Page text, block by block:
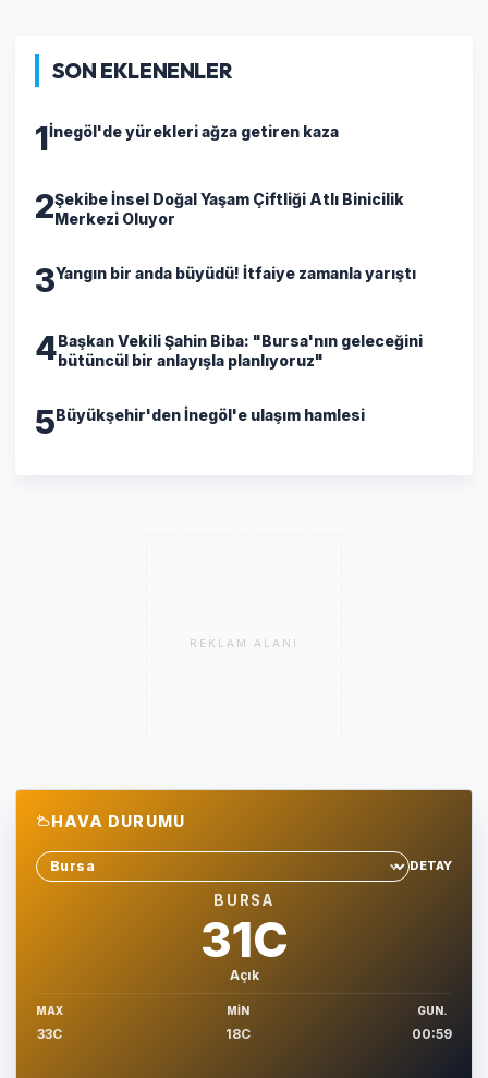
SON EKLENENLER
1İnegöl'de yürekleri ağza getiren kaza
2Şekibe İnsel Doğal Yaşam Çiftliği Atlı Binicilik
Merkezi Oluyor
3Yangın bir anda büyüdü! İtfaiye zamanla yarıştı
4Başkan Vekili Şahin Biba: "Bursa'nın geleceğini
bütüncül bir anlayışla planlıyoruz"
5Büyükşehir'den İnegöl'e ulaşım hamlesi
REKLAM ALANI
HAVA DURUMU
Sehir sec
DETAY
BURSA
31C
Açık
MAX
33C
MIN
18C
GUN.
00:59